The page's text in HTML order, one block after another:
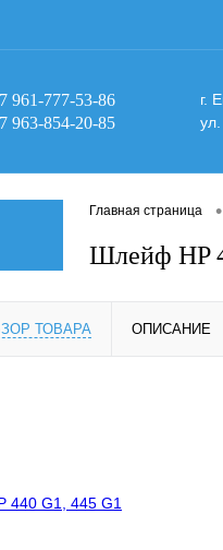
961-777-53-86
963-854-20-85
г.
Главная страница •
Шлейф HP
ТОВАРА ОПИСАНИЕ